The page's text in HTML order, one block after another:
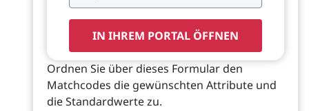
IN IHREM PORTAL ÖFFNEN
Ordnen Sie über dieses Formular den
Matchcodes die gewünschten Attribute und
die Standardwerte zu.